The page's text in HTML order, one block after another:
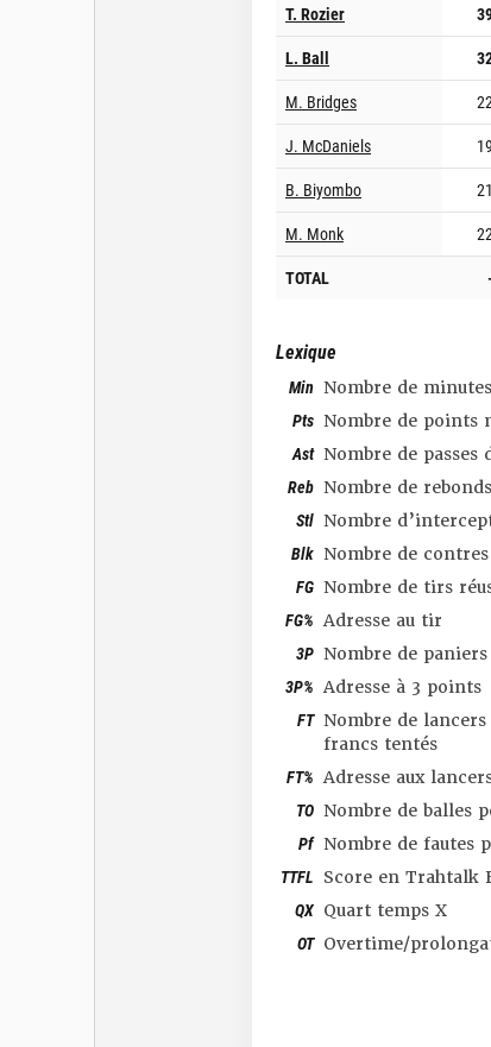
T. Rozier
L. Ball
M. Bridges
J. McDaniels
19
B. Biyombo
21
M. Monk
TOTAL
Lexique
Min Nombre de
Pts Nombre de points
Ast Nombre de passes
Reb Nombre de rebonds
Stl Nombre
Blk Nombre de contres
FG Nombre de tirs
FG% Adresse au tir
3P Nombre de
3P% Adresse à 3 points
FT Nombre de
francs tentés
FT% Adresse aux
TO Nombre de balles
Pf Nombre de fautes
TTFL Score en Trahtalk
QX Quart temps X
OT Overtime/